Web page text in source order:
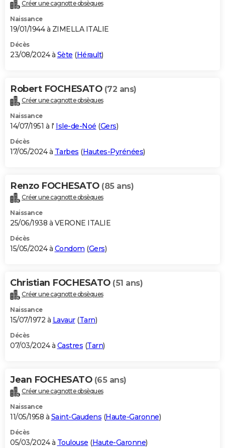
Créer une cagnotte obsèques
Naissance
19/01/1944 à ZIMELLA ITALIE
Décès
23/08/2024 à Sète (Hérault)
Robert FOCHESATO (72 ans)
Créer une cagnotte obsèques
Naissance
14/07/1951 à l' Isle-de-Noé (Gers)
Décès
17/05/2024 à Tarbes (Hautes-Pyrénées)
Renzo FOCHESATO (85 ans)
Créer une cagnotte obsèques
Naissance
25/06/1938 à VERONE ITALIE
Décès
15/05/2024 à Condom (Gers)
Christian FOCHESATO (51 ans)
Créer une cagnotte obsèques
Naissance
15/07/1972 à Lavaur(Tarn)
Décès
07/03/2024 à Castres (Tarn)
Jean FOCHESATO (65 ans)
Créer une cagnotte obsèques
Naissance
11/05/1958 à Saint-Gaudens (Haute-Garonne)
Décès
05/03/2024 à Toulouse (Haute-Garonne)